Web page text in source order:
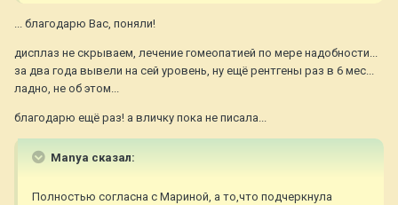
... благодарю Вас, поняли!
дисплаз не скрываем, лечение гомеопатией по мере надобности...
за два года вывели на сей уровень, ну ещё рентгены раз в 6 мес...
ладно, не об этом...
благодарю ещё раз! а вличку пока не писала...
Manya сказал:
Полностью согласна с Мариной, а то,что подчеркнула